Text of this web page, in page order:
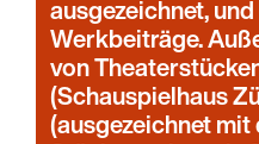
ausgezeichnet,
Werkbeiträge.
von
(Schauspielhaus
(ausgezeichnet